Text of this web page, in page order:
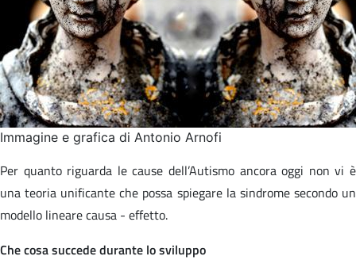
Immagine e grafica di Antonio Arnofi
Per quanto riguarda le cause dell’Autismo ancora oggi non vi è
una teoria unificante che possa spiegare la sindrome secondo un
modello lineare causa - effetto.
Che cosa succede durante lo sviluppo